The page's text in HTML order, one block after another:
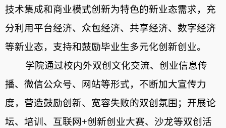
技术集成和商业模式创新为特色的新业态需求，充
分利用平台经济、众包经济、共享经济、数字经济
等新业态，支持和鼓励毕业生多元化创新创业。
学院通过校内外双创文化交流、创业信息传
播、微信公众号、网站等形式，不断加大宣传力
度，营造鼓励创新、宽容失败的双创氛围；开展论
坛、培训、互联网+创新创业大赛、沙龙等双创活